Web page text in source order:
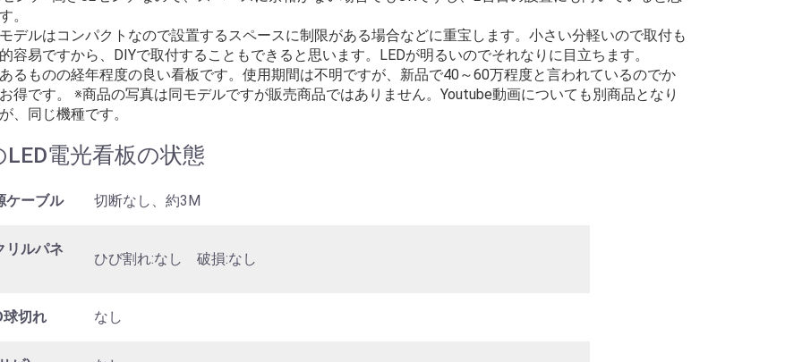
。
デルはコンパクトなので設置するスペースに制限がある場合などに重宝します。小さい分軽いので取付も
容易ですから、DIYで取付することもできると思います。LEDが明るいのでそれなりに目立ちます。
るものの経年程度の良い看板です。使用期間は不明ですが、新品で40～60万程度と言われているのでか
得です。 ※商品の写真は同モデルですが販売商品ではありません。Youtube動画についても別商品となり
、同じ機種です。
LED電光看板の状態
ケーブル 切断なし、約3M
リルパネ
ひび割れ:なし 破損:なし
球切れ なし